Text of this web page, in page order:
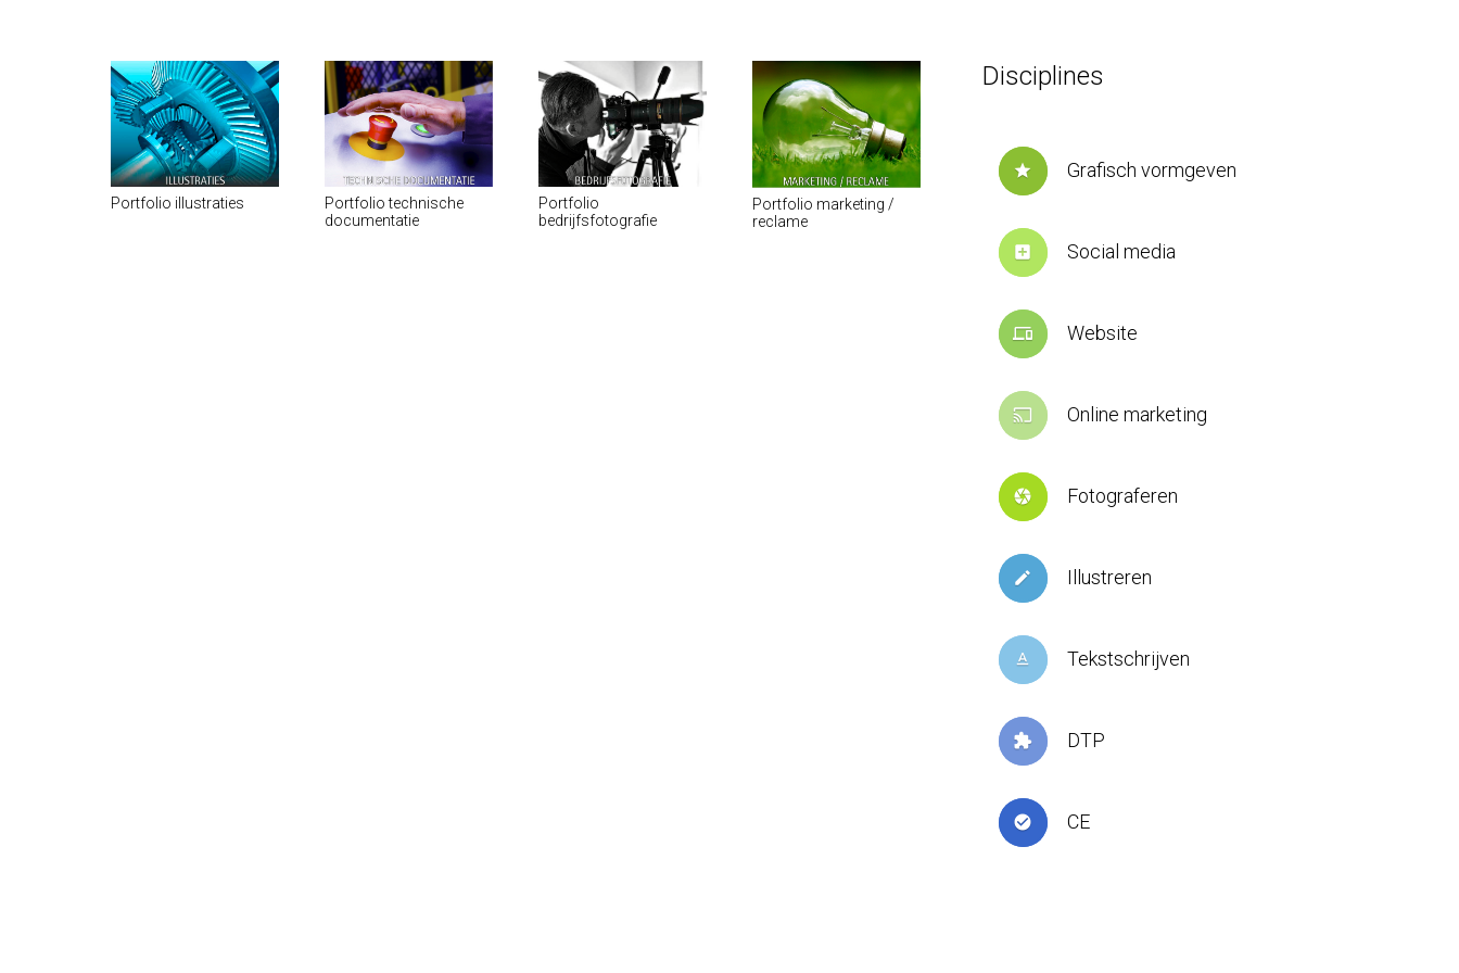
Portfolio illustraties
Portfolio technische
documentatie
Portfolio
bedrijfsfotografie
Portfolio marketing /
reclame
Disciplines
star Grafisch vormgeven
add_box Social media
devices Website
cast Online marketing
camera Fotograferen
create Illustreren
text_format Tekstschrijven
extension DTP
check_circle CE